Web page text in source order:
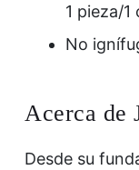
1 pieza/
No
Acerca de
Desde su